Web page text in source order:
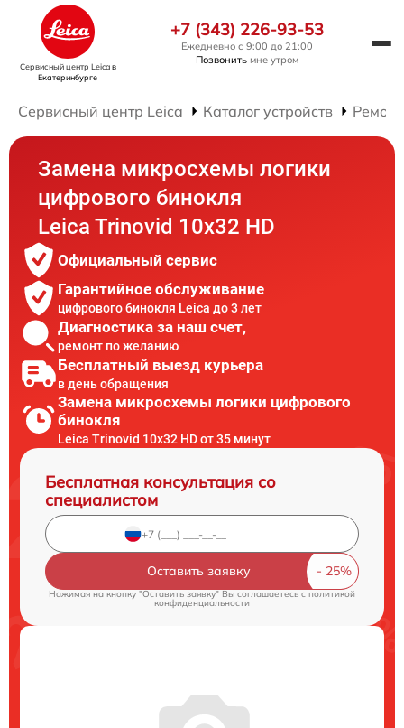
Сервисный центр Leicaв
Екатеринбурге
+7 (343) 226-93-53
Ежедневно с 9:00 до 21:00
Позвонить мне утром
Сервисный центр Leica Каталог устройств
Замена микросхемы логики
цифрового бинокля
Leica Trinovid 10x32 HD
Официальный сервис
Гарантийное обслуживание
цифрового бинокля Leica до 3 лет
Диагностика за наш счет,
ремонт по желанию
Бесплатный выезд курьера
в день обращения
Замена микросхемы логики цифрового
бинокля
Leica Trinovid 10x32 HD от 35 минут
Бесплатная консультация со
специалистом
Оставить заявку
Нажимая на кнопку "Оставить заявку" Вы соглашаетесь cполитикой
конфиденциальности